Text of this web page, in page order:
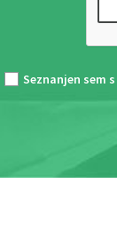
Seznanjen sem s